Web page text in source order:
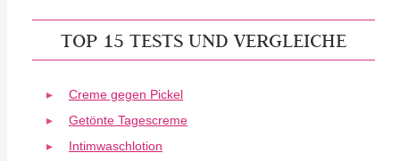
TOP 15 TESTS UND VERGLEICHE
Creme gegen Pickel
Getönte Tagescreme
Intimwaschlotion